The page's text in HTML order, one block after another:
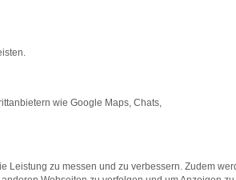
die Aktualität, Richtigkeit und
gegen den Autor,
oder Nichtnutzung der
verursacht wurden, sind
oder grob fahrlässiges Verschulden
es sich ausdrücklich vor, Teile
zu ergänzen, zu löschen oder die
wie Google Maps, Chats,
Leistung zu messen und zu verbessern. Zudem